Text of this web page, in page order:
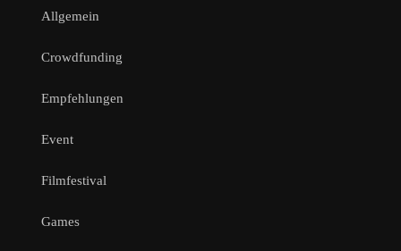
Allgemein
Crowdfunding
Empfehlungen
Event
Filmfestival
Games